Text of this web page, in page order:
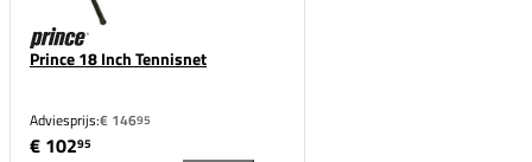
Prince 18 Inch Tennisnet
Adviesprijs:€ 14695
€ 10295